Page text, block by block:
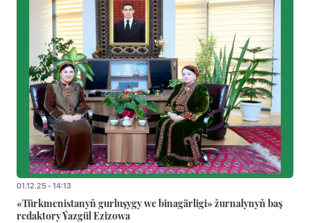
01.12.25 - 14:13
«Türkmenistanyň gurluşygy we binagärligi» žurnalynyň baş
redaktory Ýazgül Ezizowa